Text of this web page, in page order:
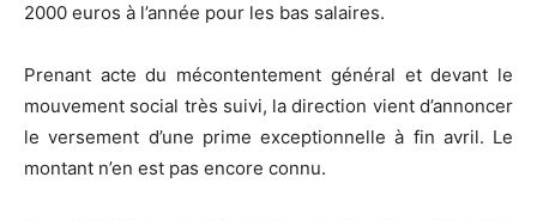
2000 euros à l’année pour les bas salaires.
Prenant acte du mécontentement général et devant le
mouvement social très suivi, la direction vient d’annoncer
le versement d’une prime exceptionnelle à fin avril. Le
montant n’en est pas encore connu.